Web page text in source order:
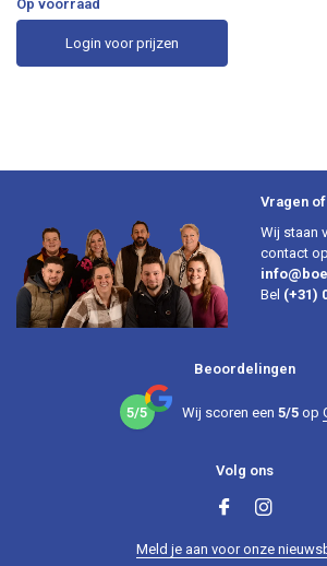
Op voorraad
Login voor prijzen
Vragen
Wij staan
contact
Bel (+31)
Beoordelingen
5/5 Wij scoren een 5/5op
Volg ons
Meld je aan voor onze